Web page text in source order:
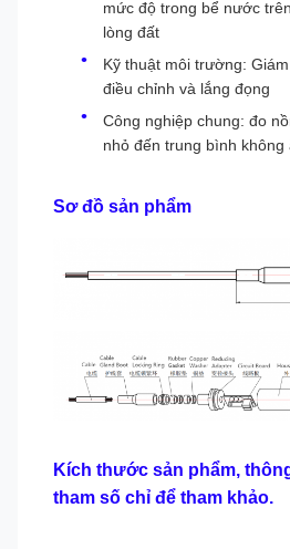
mức độ trong bể nước
lòng đất
Kỹ thuật môi trường:
điều chỉnh và lắng đọng
Công nghiệp chung: đo
nhỏ đến trung bình không
Sơ đồ sản phẩm
Kích thước sản phẩm,
tham số chỉ để tham khảo.